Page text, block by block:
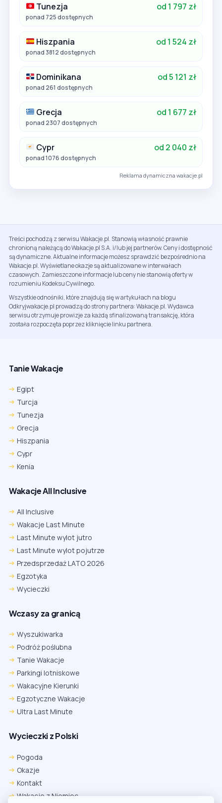
Tunezja od 1 797 zł
ponad 725 dostępnych
Hiszpania od 1 524 zł
ponad 3812 dostępnych
Dominikana od 5 121 zł
ponad 261 dostępnych
Grecja od 1 677 zł
ponad 2307 dostępnych
Cypr od 2 040 zł
ponad 1076 dostępnych
Reklama dynamiczna wakacje.pl
Treści pochodzą z serwisu Wakacje.pl. Stanowią własność prawnie
chronioną należącą do Wakacje.pl S.A. i/lub jej partnerów. Ceny i dostępność
są dynamiczne. Aktualne informacje możesz sprawdzić bezpośrednio na
Wakacje.pl. Wyświetlane okazje są aktualizowane w interwałach
czasowych. Zamieszczone informacje lub ceny nie stanowią oferty w
rozumieniu Kodeksu Cywilnego.
Wszystkie odnośniki, które znajdują się w artykułach na blogu
Odkryjwakacje.pl prowadzą do strony partnera: Wakacje.pl. Wydawca
serwisu otrzymuje prowizje za każdą sfinalizowaną transakcję, która
została rozpoczęta poprzez kliknięcie linku partnera.
Tanie Wakacje
Egipt
Turcja
Tunezja
Grecja
Hiszpania
Cypr
Kenia
Wakacje All Inclusive
All Inclusive
Wakacje Last Minute
Last Minute wylot jutro
Last Minute wylot pojutrze
Przedsprzedaż LATO 2026
Egzotyka
Wycieczki
Wczasy za granicą
Wyszukiwarka
Podróż poślubna
Tanie Wakacje
Parkingi lotniskowe
Wakacyjne Kierunki
Egzotyczne Wakacje
Ultra Last Minute
Wycieczki z Polski
Pogoda
Okazje
Kontakt
Wakacje z Niemiec
Firefox
Ustawienia → Prywatność i bezpieczeństwo → Pliki cookie innych
firm → ustaw „Zezwalaj”.
Na czas rezerwacji nie blokuj cookies i śledzenia dla tej witryny.